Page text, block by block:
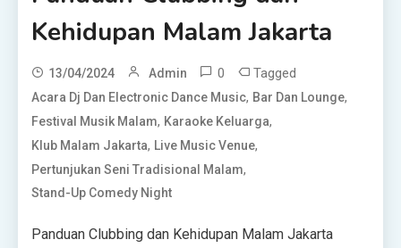
Kehidupan Malam Jakarta
13/04/2024 Admin 0 Tagged
Acara Dj Dan Electronic Dance Music, Bar Dan Lounge,
Festival Musik Malam, Karaoke Keluarga,
Klub Malam Jakarta, Live Music Venue,
Pertunjukan Seni Tradisional Malam,
Stand-Up Comedy Night
Panduan Clubbing dan Kehidupan Malam Jakarta